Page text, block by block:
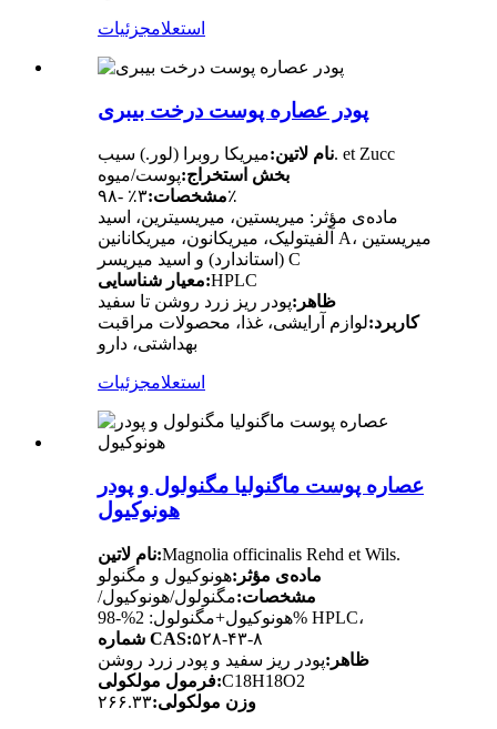
استعلامجزئیات
پودر عصاره پوست درخت بیبری
نام لاتین:میریکا روبرا ​​(لور.) سیب. et Zucc
بخش استخراج:پوست/میوه
مشخصات:۳٪ -۹۸٪
ماده‌ی مؤثر: میریستین، میریسیترین، اسید
آلفیتولیک، میریکانون، میریکانانین A، میریستین
(استاندارد) و اسید میریسر C
معیار شناسایی:HPLC
ظاهر:پودر ریز زرد روشن تا سفید
کاربرد:لوازم آرایشی، غذا، محصولات مراقبت
بهداشتی، دارو
استعلامجزئیات
عصاره پوست ماگنولیا مگنولول و پودر
هونوکیول
نام لاتین:Magnolia officinalis Rehd et Wils.
ماده‌ی مؤثر:هونوکیول و مگنولو
مشخصات:مگنولول/هونوکیول/
هونوکیول+مگنولول: 2%-98% HPLC،
شماره CAS:۵۲۸-۴۳-۸
ظاهر:پودر ریز سفید و پودر زرد روشن
فرمول مولکولی:C18H18O2
وزن مولکولی:۲۶۶.۳۳